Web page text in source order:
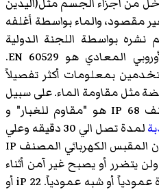
مقصود، والماء بواسطة أغلفه
نشره بواسطة اللجنة الدولية
الكهروتقنية (IEC). المعيار الأوروبي المعادي هو EN 60529.
بمعلومات أكثر تفصيلاً
مثل مقاومة الماء. على سبيل
المثال، الهاتف الخلوي المصنف IP 68 هو "مقاوم للغبار" و
لمدة تصل الي 30 دقيقه وعلي
عمق متر ونصف". و بالمثل، فإن المقبس الكهربائي المصنف IP
يتضرر أو يصبح غير آمن أثناء
اختبار محدد يتعرض في للمياة عمودياً أو شبه عمودياً. iP 22 أو